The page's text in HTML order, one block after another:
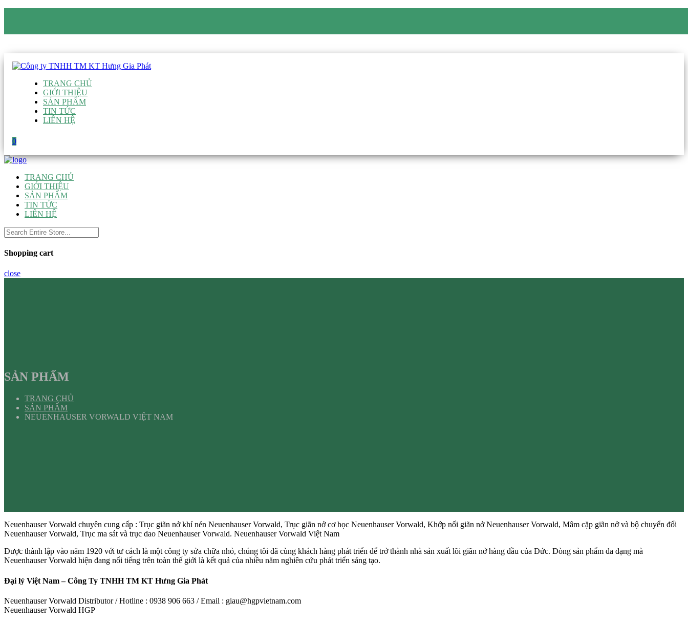
TRANG CHỦ
GIỚI THIỆU
SẢN PHẨM
TIN TỨC
LIÊN HỆ
0
TRANG CHỦ
GIỚI THIỆU
SẢN PHẨM
TIN TỨC
LIÊN HỆ
Shopping cart
close
SẢN PHẨM
TRANG CHỦ
SẢN PHẨM
NEUENHAUSER VORWALD VIỆT NAM
Neuenhauser Vorwald chuyên cung cấp : Trục giãn nở khí nén Neuenhauser Vorwald, Trục giãn nở cơ học Neuenhauser Vorwald, Khớp nối giãn nở Neuenhauser Vorwald, Mâm cặp giãn nở và bộ chuyển đổi
Neuenhauser Vorwald, Trục ma sát và trục dao Neuenhauser Vorwald. Neuenhauser Vorwald Việt Nam
Được thành lập vào năm 1920 với tư cách là một công ty sửa chữa nhỏ, chúng tôi đã cùng khách hàng phát triển để trở thành nhà sản xuất lõi giãn nở hàng đầu của Đức. Dòng sản phẩm đa dạng mà
Neuenhauser Vorwald hiện đang nổi tiếng trên toàn thế giới là kết quả của nhiều năm nghiên cứu phát triển sáng tạo.
Đại lý Việt Nam – Công Ty TNHH TM KT Hưng Gia Phát
Neuenhauser Vorwald Distributor / Hotline : 0938 906 663 / Email : giau@hgpvietnam.com
Neuenhauser Vorwald HGP